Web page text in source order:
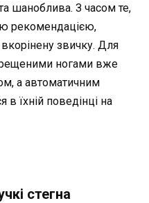
шаноблива. З часом те,
рекомендацією,
звичку. Для
ногами вже
а автоматичним
їхній поведінці на
стегна